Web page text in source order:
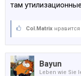
там
Col.Matrix нравится
Bayun
Leben wie Sie